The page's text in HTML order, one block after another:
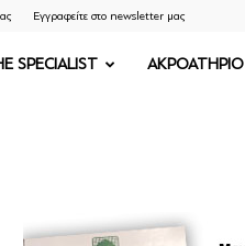
Εγγραφείτε στο newsletter μας
SPECIALIST ΑΚΡΟΑΤΗΡΙΟ